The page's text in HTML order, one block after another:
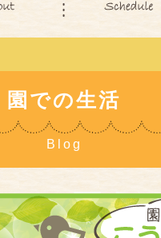
園での生活
Blog